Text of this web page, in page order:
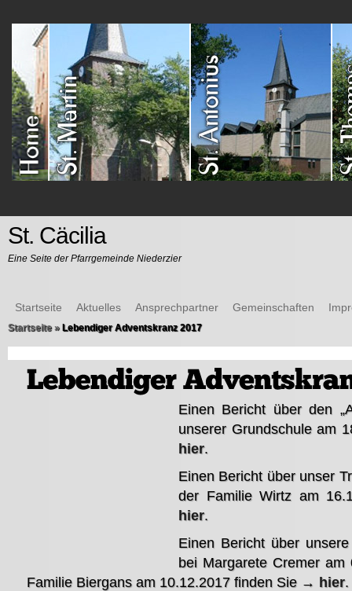
St. Cäcilia
Eine Seite der Pfarrgemeinde Niederzier
Startseite Aktuelles Ansprechpartner Gemeinschaften
Startseite »Lebendiger Adventskranz 2017
Einen Bericht über den
unserer Grundschule am
hier.
Einen Bericht über unser
der Familie Wirtz am
hier.
Einen Bericht über
bei Margarete Cremer
Familie Biergans am 10.12.2017 finden Sie → hier.